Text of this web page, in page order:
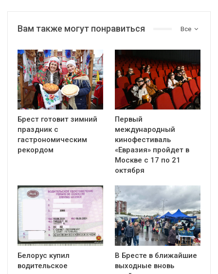
Все
Вам также могут понравиться
Брест готовит зимний
праздник с
гастрономическим
рекордом
Первый
международный
кинофестиваль
«Евразия» пройдет в
Москве с 17 по 21
октября
Белорус купил
водительское
В Бресте в ближайшие
выходные вновь